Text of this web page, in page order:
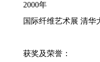
2000年
国际纤维艺术展 清华
获奖及荣誉：